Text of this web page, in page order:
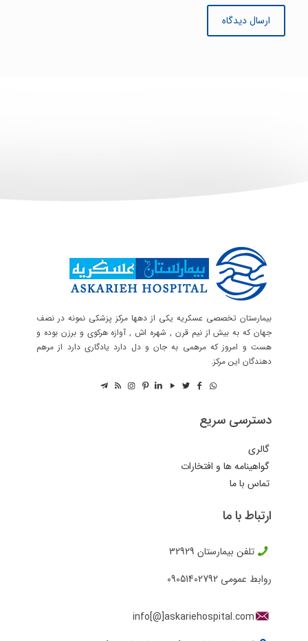
بیمارستان تخصصی عسکریه یکی از دهها مرکز پزشکی نمونه در نصف
جهان که به بیش از نیم قرن , شهره اش , آوازه هرکوی و برزن بوده و
هست و امروز که مرهمی به جان و دل دارد یادگاری دارد از مرهم
دهندگان این مرکز.
دسترسی سریع
گالری
گواهینامه ها و افتخارات
تماس با ما
ارتباط با ما
تلفن بیمارستان 32929
روابط عمومی 09051402792
info[@]askariehospital.com